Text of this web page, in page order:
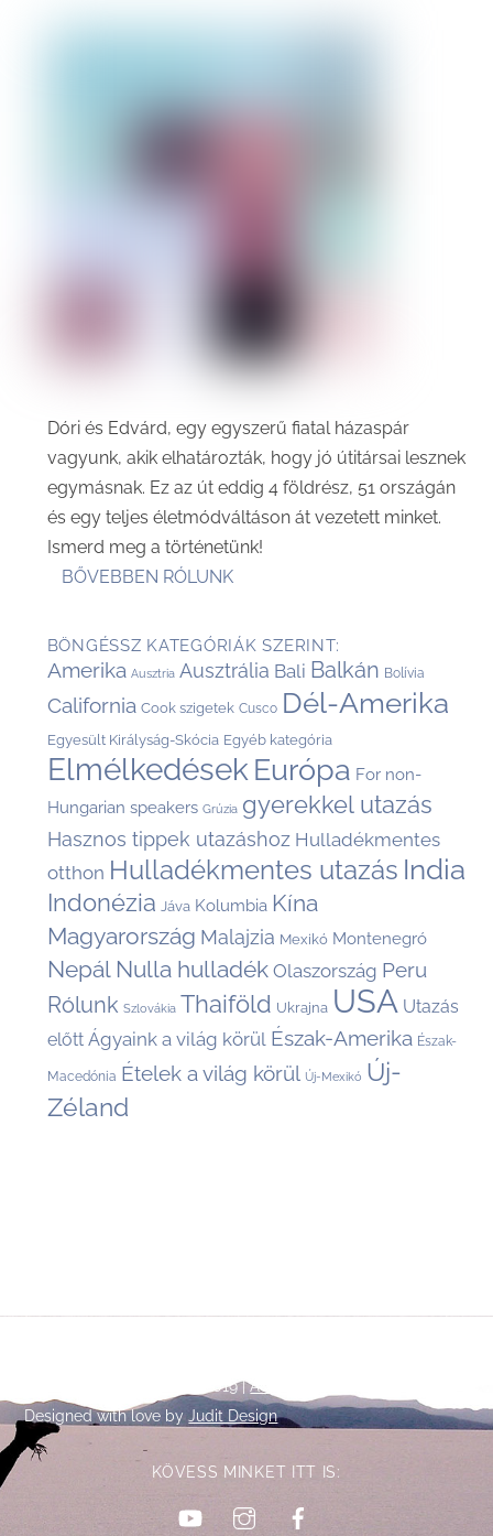
Dóri és Edvárd, egy egyszerű fiatal házaspár
vagyunk, akik elhatározták, hogy jó útitársai lesznek
egymásnak. Ez az út eddig 4 földrész, 51 országán
és egy teljes életmódváltáson át vezetett minket.
Ismerd meg a történetünk!
BŐVEBBEN RÓLUNK
BÖNGÉSSZ KATEGÓRIÁK SZERINT:
Amerika Ausztria Ausztrália Bali Balkán Bolívia
California Cook szigetek Cusco Dél-Amerika
Egyesült Királyság-Skócia Egyéb kategória
Elmélkedések Európa For non-
Hungarian speakers Grúzia gyerekkel utazás
Hasznos tippek utazáshoz Hulladékmentes
otthon Hulladékmentes utazás India
Indonézia Jáva Kolumbia Kína
Magyarország Malajzia Mexikó Montenegró
Nepál Nulla hulladék Olaszország Peru
Rólunk Szlovákia Thaiföld Ukrajna USA Utazás
előtt Ágyaink a világ körül Észak-Amerika Észak-
Macedónia Ételek a világ körül Új-Mexikó Új-
Zéland
To
2019 |Adatkezelési tájékoztató
Designed with love byJudit Design
KÖVESS MINKET ITT IS:
YouTubeInstagram